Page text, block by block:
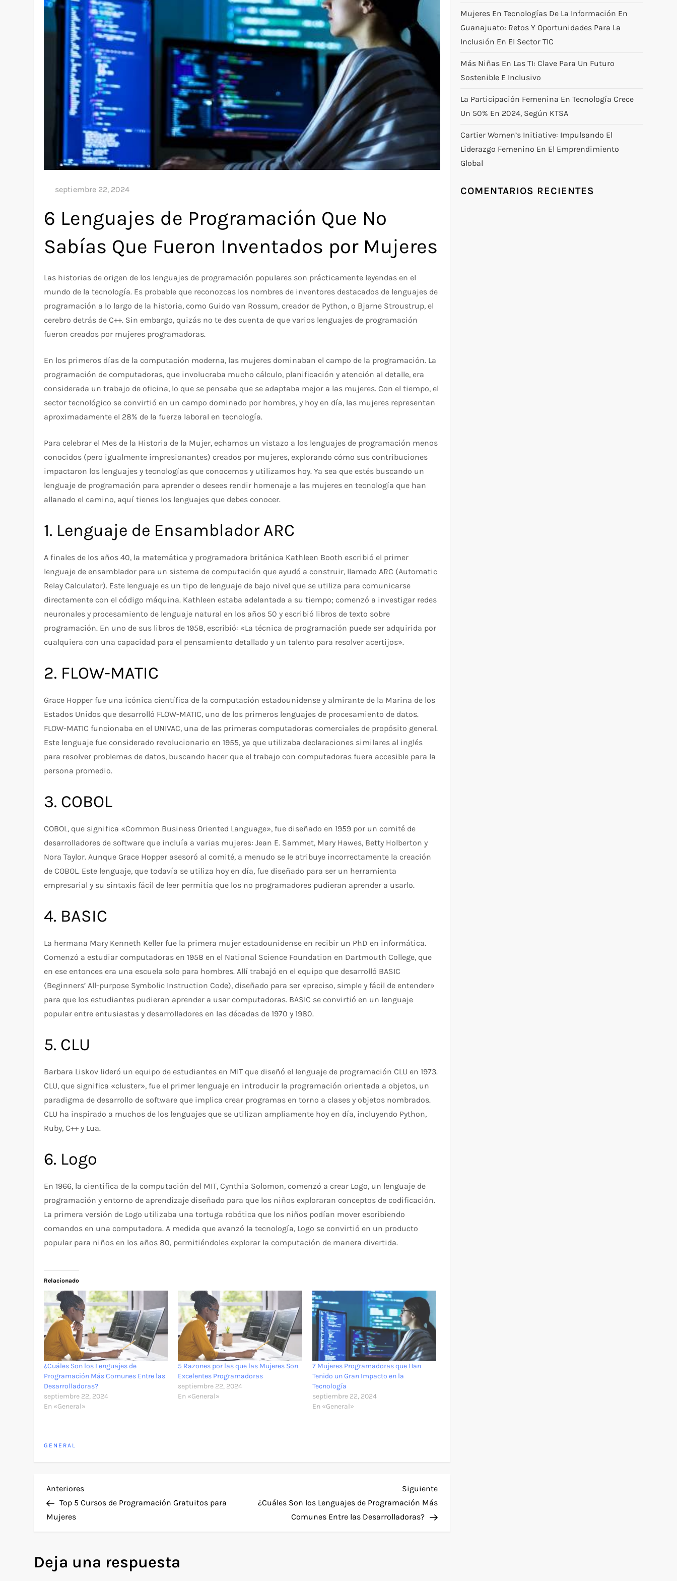
6 Lenguajes de Programación Que No
Sabías Que Fueron Inventados por Mujeres
Las historias de origen de los lenguajes de programación populares son prácticamente leyendas en el
mundo de la tecnología. Es probable que reconozcas los nombres de inventores destacados de lenguajes de
programación a lo largo de la historia, como Guido van Rossum, creador de Python, o Bjarne Stroustrup, el
cerebro detrás de C++. Sin embargo, quizás no te des cuenta de que varios lenguajes de programación
fueron creados por mujeres programadoras.
En los primeros días de la computación moderna, las mujeres dominaban el campo de la programación. La
programación de computadoras, que involucraba mucho cálculo, planificación y atención al detalle, era
considerada un trabajo de oficina, lo que se pensaba que se adaptaba mejor a las mujeres. Con el tiempo, el
sector tecnológico se convirtió en un campo dominado por hombres, y hoy en día, las mujeres representan
aproximadamente el 28% de la fuerza laboral en tecnología.
Para celebrar el Mes de la Historia de la Mujer, echamos un vistazo a los lenguajes de programación menos
conocidos (pero igualmente impresionantes) creados por mujeres, explorando cómo sus contribuciones
impactaron los lenguajes y tecnologías que conocemos y utilizamos hoy. Ya sea que estés buscando un
lenguaje de programación para aprender o desees rendir homenaje a las mujeres en tecnología que han
allanado el camino, aquí tienes los lenguajes que debes conocer.
1. Lenguaje de Ensamblador ARC
A finales de los años 40, la matemática y programadora británica Kathleen Booth escribió el primer
lenguaje de ensamblador para un sistema de computación que ayudó a construir, llamado ARC (Automatic
Relay Calculator). Este lenguaje es un tipo de lenguaje de bajo nivel que se utiliza para comunicarse
directamente con el código máquina. Kathleen estaba adelantada a su tiempo; comenzó a investigar redes
neuronales y procesamiento de lenguaje natural en los años 50 y escribió libros de texto sobre
programación. En uno de sus libros de 1958, escribió: «La técnica de programación puede ser adquirida por
cualquiera con una capacidad para el pensamiento detallado y un talento para resolver acertijos».
2. FLOW-MATIC
Grace Hopper fue una icónica científica de la computación estadounidense y almirante de la Marina de los
Estados Unidos que desarrolló FLOW-MATIC, uno de los primeros lenguajes de procesamiento de datos.
FLOW-MATIC funcionaba en el UNIVAC, una de las primeras computadoras comerciales de propósito general.
Este lenguaje fue considerado revolucionario en 1955, ya que utilizaba declaraciones similares al inglés
para resolver problemas de datos, buscando hacer que el trabajo con computadoras fuera accesible para la
persona promedio.
3. COBOL
COBOL, que significa «Common Business Oriented Language», fue diseñado en 1959 por un comité de
desarrolladores de software que incluía a varias mujeres: Jean E. Sammet, Mary Hawes, Betty Holberton y
Nora Taylor. Aunque Grace Hopper asesoró al comité, a menudo se le atribuye incorrectamente la creación
de COBOL. Este lenguaje, que todavía se utiliza hoy en día, fue diseñado para ser un herramienta
empresarial y su sintaxis fácil de leer permitía que los no programadores pudieran aprender a usarlo.
4. BASIC
La hermana Mary Kenneth Keller fue la primera mujer estadounidense en recibir un PhD en informática.
Comenzó a estudiar computadoras en 1958 en el National Science Foundation en Dartmouth College, que
en ese entonces era una escuela solo para hombres. Allí trabajó en el equipo que desarrolló BASIC
(Beginners’ All-purpose Symbolic Instruction Code), diseñado para ser «preciso, simple y fácil de entender»
para que los estudiantes pudieran aprender a usar computadoras. BASIC se convirtió en un lenguaje
popular entre entusiastas y desarrolladores en las décadas de 1970 y 1980.
5. CLU
Barbara Liskov lideró un equipo de estudiantes en MIT que diseñó el lenguaje de programación CLU en 1973.
CLU, que significa «cluster», fue el primer lenguaje en introducir la programación orientada a objetos, un
paradigma de desarrollo de software que implica crear programas en torno a clases y objetos nombrados.
CLU ha inspirado a muchos de los lenguajes que se utilizan ampliamente hoy en día, incluyendo Python,
Ruby, C++ y Lua.
6. Logo
En 1966, la científica de la computación del MIT, Cynthia Solomon, comenzó a crear Logo, un lenguaje de
programación y entorno de aprendizaje diseñado para que los niños exploraran conceptos de codificación.
La primera versión de Logo utilizaba una tortuga robótica que los niños podían mover escribiendo
comandos en una computadora. A medida que avanzó la tecnología, Logo se convirtió en un producto
popular para niños en los años 80, permitiéndoles explorar la computación de manera divertida.
Relacionado
¿Cuáles Son los Lenguajes de
Programación Más Comunes Entre las
Desarrolladoras?
septiembre 22, 2024
En «General»
5 Razones por las que las Mujeres Son
Excelentes Programadoras
septiembre 22, 2024
En «General»
7 Mujeres Programadoras que Han
Tenido un Gran Impacto en la
Tecnología
septiembre 22, 2024
En «General»
GENERAL
N
a
e
Entrada
anterior
Anteriores
Top 5 Cursos de Programación Gratuitos para
Mujeres
Siguiente
entrada
Siguiente
¿Cuáles Son los Lenguajes de Programación Más
Comunes Entre las Desarrolladoras?
Deja una respuesta
Mujeres En Tecnologías De La Información En
Guanajuato: Retos Y Oportunidades Para La
Inclusión En El Sector TIC
Más Niñas En Las TI: Clave Para Un Futuro
Sostenible E Inclusivo
La Participación Femenina En Tecnología Crece
Un 50% En 2024, Según KTSA
Cartier Women’s Initiative: Impulsando El
Liderazgo Femenino En El Emprendimiento
Global
COMENTARIOS RECIENTES